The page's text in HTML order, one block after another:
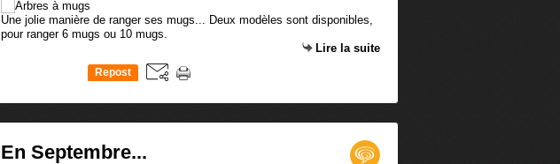
Une jolie manière de ranger ses mugs... Deux modèles sont disponibles,
pour ranger 6 mugs ou 10 mugs.
Lire la suite
Repost
En Septembre...